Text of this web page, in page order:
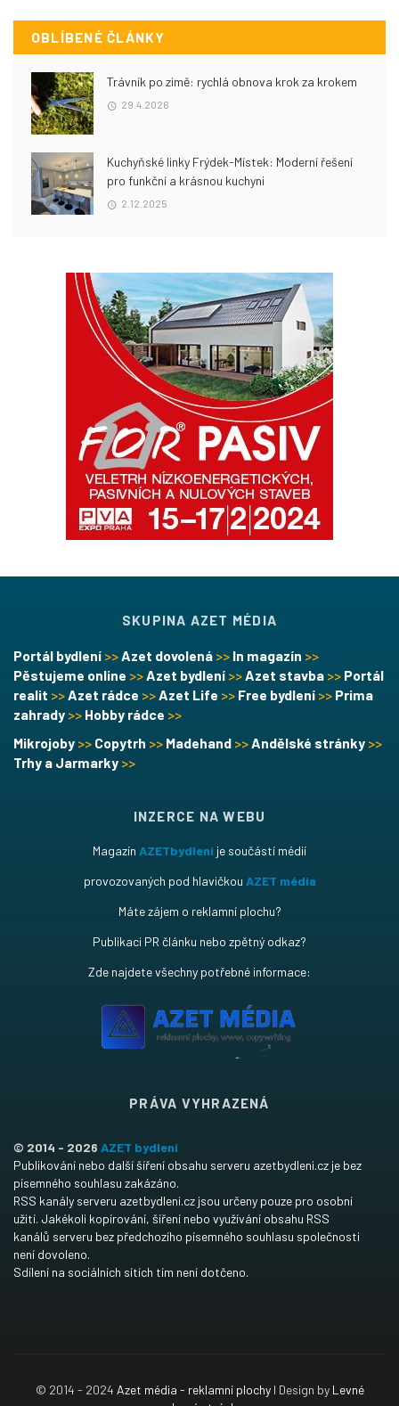
OBLÍBENÉ ČLÁNKY
Trávník po zimě: rychlá obnova krok za krokem
29.4.2026
Kuchyňské linky Frýdek-Místek: Moderní řešení
pro funkční a krásnou kuchyni
2.12.2025
SKUPINA AZET MÉDIA
Portál bydlení >>Azet dovolená >> In magazín >>
Pěstujeme online >>Azet bydlení >>Azet stavba >> Portál
realit >>Azet rádce >>Azet Life >> Free bydlení >> Prima
zahrady >> Hobby rádce >>
Mikrojoby >> Copytrh >> Madehand >>Andělské stránky >>
Trhy a Jarmarky >>
INZERCE NA WEBU
Magazín AZETbydlení je součástí médií
provozovaných pod hlavičkou AZET média
Máte zájem o reklamní plochu?
Publikaci PR článku nebo zpětný odkaz?
Zde najdete všechny potřebné informace:
PRÁVA VYHRAZENÁ
© 2014 - 2026 AZET bydlení
Publikování nebo další šíření obsahu serveru azetbydleni.cz je bez
písemného souhlasu zakázáno.
RSS kanály serveru azetbydleni.cz jsou určeny pouze pro osobní
užití. Jakékoli kopírování, šíření nebo využívání obsahu RSS
kanálů serveru bez předchozího písemného souhlasu společnosti
není dovoleno.
Sdílení na sociálních sítích tím není dotčeno.
© 2014 - 2024 Azet média - reklamní plochyI Design by Levné